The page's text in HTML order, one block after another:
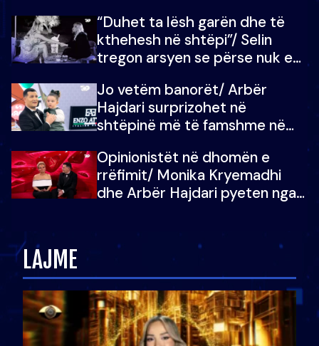
“Duhet ta lësh garën dhe të
kthehesh në shtëpi”/ Selin
tregon arsyen se përse nuk e
çoja luftën time deri në fund
Jo vetëm banorët/ Arbër
Hajdari surprizohet në
shtëpinë më të famshme në
vajzën e tij
Opinionistët në dhomën e
rrëfimit/ Monika Kryemadhi
dhe Arbër Hajdari pyeten nga
LAJME